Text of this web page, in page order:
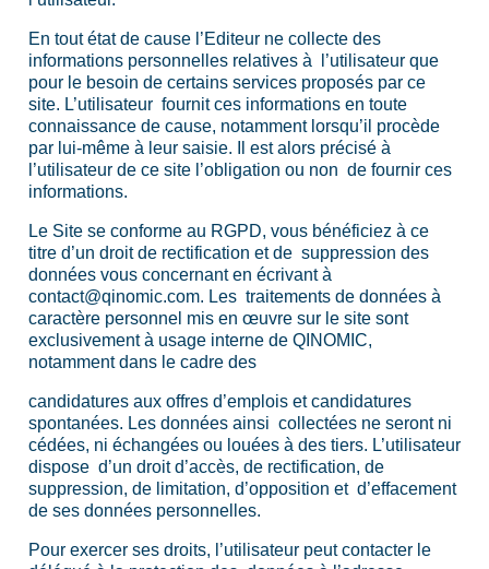
En tout état de cause l’Editeur ne collecte des
informations personnelles relatives à l’utilisateur que
pour le besoin de certains services proposés par ce
site. L’utilisateur fournit ces informations en toute
connaissance de cause, notamment lorsqu’il procède
par lui-même à leur saisie. Il est alors précisé à
l’utilisateur de ce site l’obligation ou non de fournir ces
informations.
Le Site se conforme au RGPD, vous bénéficiez à ce
titre d’un droit de rectification et de suppression des
données vous concernant en écrivant à
contact@qinomic.com. Les traitements de données à
caractère personnel mis en œuvre sur le site sont
exclusivement à usage interne de QINOMIC,
notamment dans le cadre des
candidatures aux offres d’emplois et candidatures
spontanées. Les données ainsi collectées ne seront ni
cédées, ni échangées ou louées à des tiers. L’utilisateur
dispose d’un droit d’accès, de rectification, de
suppression, de limitation, d’opposition et d’effacement
de ses données personnelles.
Pour exercer ses droits, l’utilisateur peut contacter le